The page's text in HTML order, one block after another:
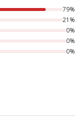
étoiles, 21% des
79%
21%
0%
0%
0%